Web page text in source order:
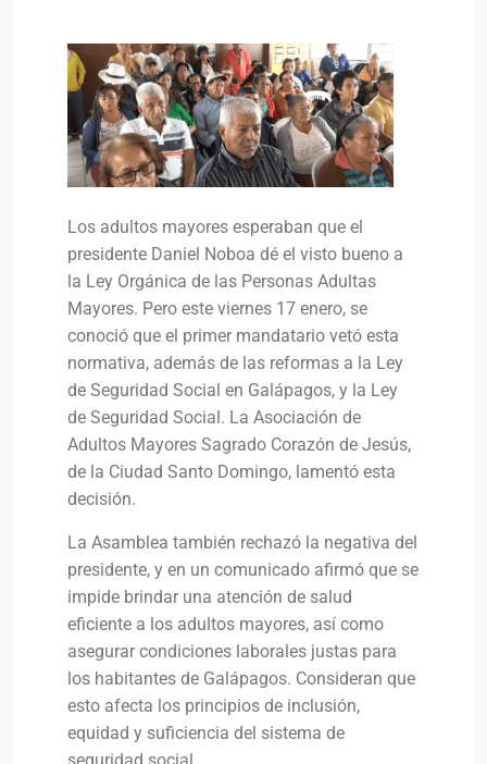
Los adultos mayores esperaban que el
presidente Daniel Noboa dé el visto bueno a
la Ley Orgánica de las Personas Adultas
Mayores. Pero este viernes 17 enero, se
conoció que el primer mandatario vetó esta
normativa, además de las reformas a la Ley
de Seguridad Social en Galápagos, y la Ley
de Seguridad Social. La Asociación de
Adultos Mayores Sagrado Corazón de Jesús,
de la Ciudad Santo Domingo, lamentó esta
decisión.
La Asamblea también rechazó la negativa del
presidente, y en un comunicado afirmó que se
impide brindar una atención de salud
eficiente a los adultos mayores, así como
asegurar condiciones laborales justas para
los habitantes de Galápagos. Consideran que
esto afecta los principios de inclusión,
equidad y suficiencia del sistema de